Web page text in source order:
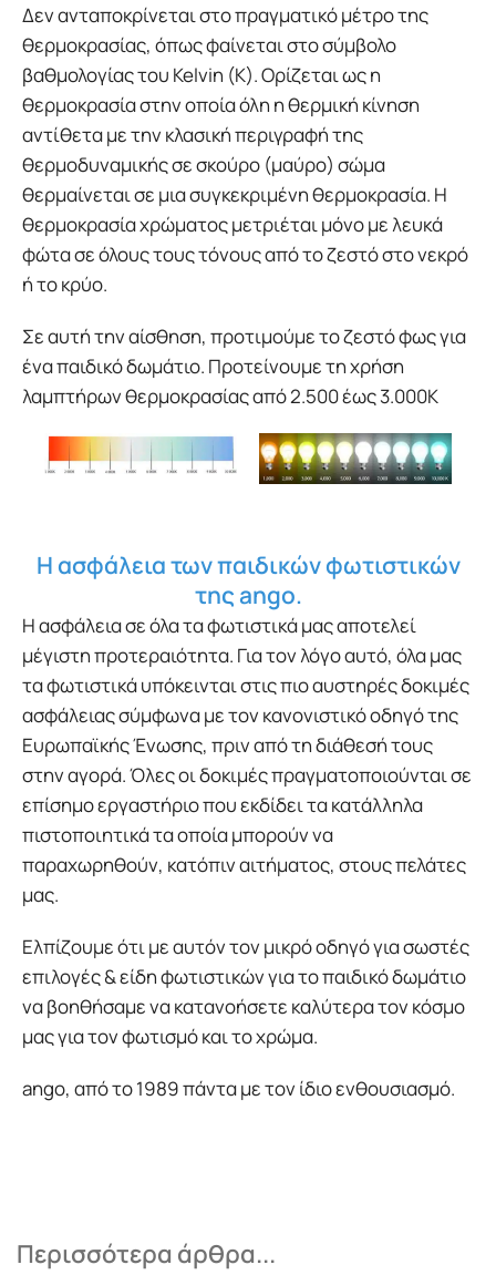
Δεν ανταποκρίνεται στο πραγματικό μέτρο της
θερμοκρασίας, όπως φαίνεται στο σύμβολο
βαθμολογίας του Kelvin (Κ). Ορίζεται ως η
θερμοκρασία στην οποία όλη η θερμική κίνηση
αντίθετα με την κλασική περιγραφή της
θερμοδυναμικής σε σκούρο (μαύρο) σώμα
θερμαίνεται σε μια συγκεκριμένη θερμοκρασία. Η
θερμοκρασία χρώματος μετριέται μόνο με λευκά
φώτα σε όλους τους τόνους από το ζεστό στο νεκρό
ή το κρύο.
Σε αυτή την αίσθηση, προτιμούμε το ζεστό φως για
ένα παιδικό δωμάτιο. Προτείνουμε τη χρήση
λαμπτήρων θερμοκρασίας από 2.500 έως 3.000Κ
Η ασφάλεια των παιδικών φωτιστικών
της ango.
Η ασφάλεια σε όλα τα φωτιστικά μας αποτελεί
μέγιστη προτεραιότητα. Για τον λόγο αυτό, όλα μας
τα φωτιστικά υπόκεινται στις πιο αυστηρές δοκιμές
ασφάλειας σύμφωνα με τον κανονιστικό οδηγό της
Ευρωπαϊκής Ένωσης, πριν από τη διάθεσή τους
στην αγορά. Όλες οι δοκιμές πραγματοποιούνται σε
επίσημο εργαστήριο που εκδίδει τα κατάλληλα
πιστοποιητικά τα οποία μπορούν να
παραχωρηθούν, κατόπιν αιτήματος, στους πελάτες
μας.
Ελπίζουμε ότι με αυτόν τον μικρό οδηγό για σωστές
επιλογές & είδη φωτιστικών για το παιδικό δωμάτιο
να βοηθήσαμε να κατανοήσετε καλύτερα τον κόσμο
μας για τον φωτισμό και το χρώμα.
ango, από το 1989 πάντα με τον ίδιο ενθουσιασμό.
Περισσότερα άρθρα...